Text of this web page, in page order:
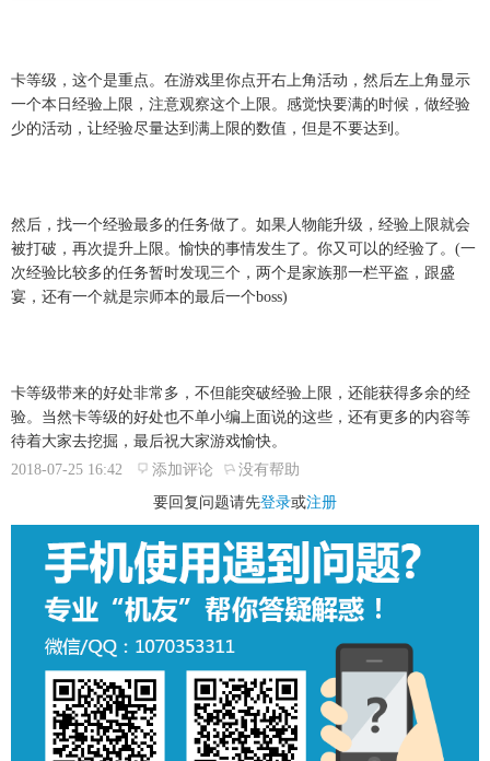
卡等级，这个是重点。在游戏里你点开右上角活动，然后左上角显示
一个本日经验上限，注意观察这个上限。感觉快要满的时候，做经验
少的活动，让经验尽量达到满上限的数值，但是不要达到。
然后，找一个经验最多的任务做了。如果人物能升级，经验上限就会
被打破，再次提升上限。愉快的事情发生了。你又可以的经验了。(一
次经验比较多的任务暂时发现三个，两个是家族那一栏平盗，跟盛
宴，还有一个就是宗师本的最后一个boss)
卡等级带来的好处非常多，不但能突破经验上限，还能获得多余的经
验。当然卡等级的好处也不单小编上面说的这些，还有更多的内容等
待着大家去挖掘，最后祝大家游戏愉快。
2018-07-25 16:42
添加评论
没有帮助
要回复问题请先登录或注册